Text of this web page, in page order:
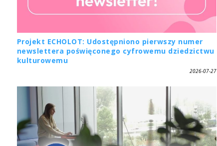
Projekt ECHOLOT: Udostępniono pierwszy numer
newslettera poświęconego cyfrowemu dziedzictwu
kulturowemu
2026-07-27